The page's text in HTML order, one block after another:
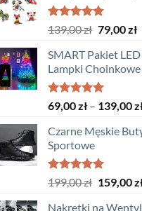
Oceniono
na 5
139,00zł Pierwotna
139,00 zł.
79,00zł
SMART Pakiet LED
Lampki Choinkowe
Oceniono
5.00
69,00zł – 139,00
Czarne Męskie
Sportowe
Oceniono
na 5
199,00zł 159,00
Nakrętki na